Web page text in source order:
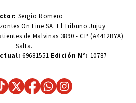
Sergio Romero
On Line SA. El Tribuno Jujuy
de Malvinas 3890 - CP (A4412BYA)
Salta.
69681551 Edición N°: 10787